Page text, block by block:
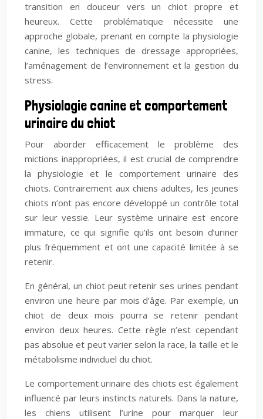
transition en douceur vers un chiot propre et
heureux. Cette problématique nécessite une
approche globale, prenant en compte la physiologie
canine, les techniques de dressage appropriées,
l’aménagement de l’environnement et la gestion du
stress.
Physiologie canine et comportement
urinaire du chiot
Pour aborder efficacement le problème des
mictions inappropriées, il est crucial de comprendre
la physiologie et le comportement urinaire des
chiots. Contrairement aux chiens adultes, les jeunes
chiots n’ont pas encore développé un contrôle total
sur leur vessie. Leur système urinaire est encore
immature, ce qui signifie qu’ils ont besoin d’uriner
plus fréquemment et ont une capacité limitée à se
retenir.
En général, un chiot peut retenir ses urines pendant
environ une heure par mois d’âge. Par exemple, un
chiot de deux mois pourra se retenir pendant
environ deux heures. Cette règle n’est cependant
pas absolue et peut varier selon la race, la taille et le
métabolisme individuel du chiot.
Le comportement urinaire des chiots est également
influencé par leurs instincts naturels. Dans la nature,
les chiens utilisent l’urine pour marquer leur